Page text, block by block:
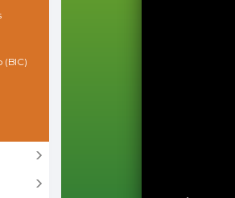
(BIC)